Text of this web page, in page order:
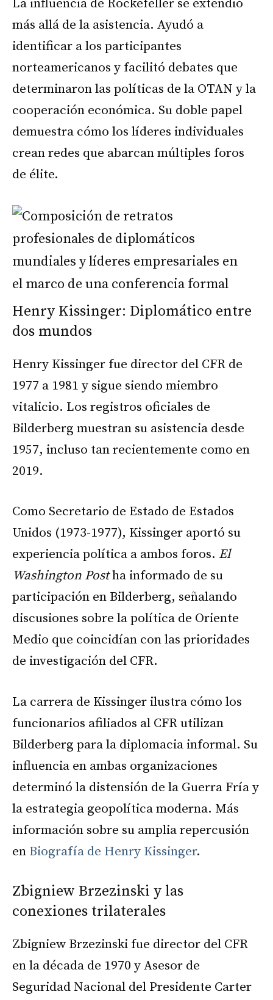
La influencia de Rockefeller se extendió
más allá de la asistencia. Ayudó a
identificar a los participantes
norteamericanos y facilitó debates que
determinaron las políticas de la OTAN y la
cooperación económica. Su doble papel
demuestra cómo los líderes individuales
crean redes que abarcan múltiples foros
de élite.
Henry Kissinger: Diplomático entre
dos mundos
Henry Kissinger fue director del CFR de
1977 a 1981 y sigue siendo miembro
vitalicio. Los registros oficiales de
Bilderberg muestran su asistencia desde
1957, incluso tan recientemente como en
2019.
Como Secretario de Estado de Estados
Unidos (1973-1977), Kissinger aportó su
experiencia política a ambos foros. El
Washington Postha informado de su
participación en Bilderberg, señalando
discusiones sobre la política de Oriente
Medio que coincidían con las prioridades
de investigación del CFR.
La carrera de Kissinger ilustra cómo los
funcionarios afiliados al CFR utilizan
Bilderberg para la diplomacia informal. Su
influencia en ambas organizaciones
determinó la distensión de la Guerra Fría y
la estrategia geopolítica moderna. Más
información sobre su amplia repercusión
en Biografía de Henry Kissinger.
Zbigniew Brzezinski y las
conexiones trilaterales
Zbigniew Brzezinski fue director del CFR
en la década de 1970 y Asesor de
Seguridad Nacional del Presidente Carter